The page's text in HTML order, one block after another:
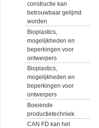
constructie kan
betrouwbaar gelijmd
worden
Bioplastics,
mogelijkheden en
beperkingen voor
ontwerpers
Bioplastics,
mogelijkheden en
beperkingen voor
ontwerpers
Boeiende
productietechniek
CAN FD kan het